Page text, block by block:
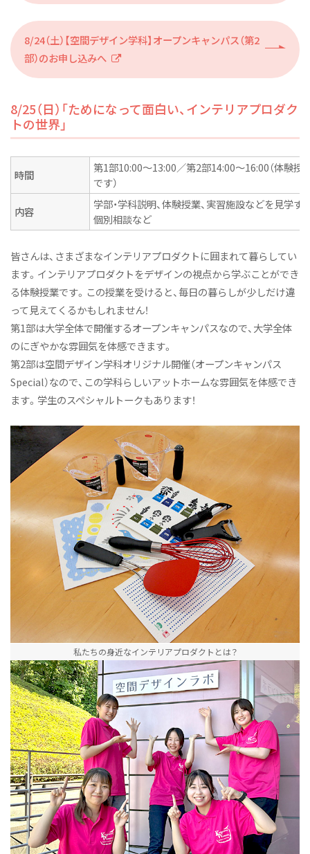
8/24（土）【空間デザイン学科】オープンキャンパス（第2
部）のお申し込みへ
8/25（日）「ためになって面白い、インテリアプロダク
トの世界」
時間
第1部10:00～13:00／第2部14:00～16:00（体験授
です）
内容
学部・学科説明、体験授業、実習施設などを見学す
個別相談など
皆さんは、さまざまなインテリアプロダクトに囲まれて暮らしてい
ます。インテリアプロダクトをデザインの視点から学ぶことができ
る体験授業です。この授業を受けると、毎日の暮らしが少しだけ違
って見えてくるかもしれません！
第1部は大学全体で開催するオープンキャンパスなので、大学全体
のにぎやかな雰囲気を体感できます。
第2部は空間デザイン学科オリジナル開催（オープンキャンパス
Special）なので、この学科らしいアットホームな雰囲気を体感でき
ます。学生のスペシャルトークもあります！
私たちの身近なインテリアプロダクトとは？